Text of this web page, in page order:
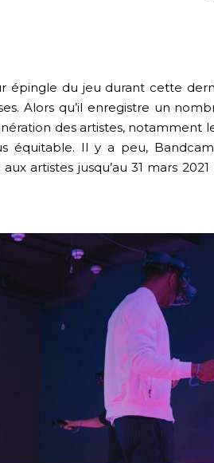
épingle du jeu durant cette
Alors qu’il enregistre un
des artistes, notamment
Il y a peu,
artistes jusqu’au 31 mars